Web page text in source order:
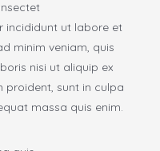
incididunt ut labore et
minim veniam, quis
nisi ut aliquip ex
sunt in culpa
massa quis enim.